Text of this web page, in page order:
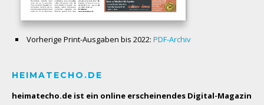
Vorherige Print-Ausgaben bis 2022: PDF-Archiv
HEIMATECHO.DE
heimatecho.de ist ein online erscheinendes Digital-Magazin